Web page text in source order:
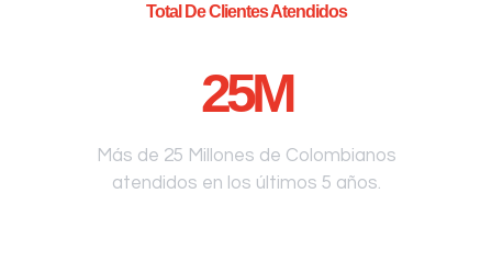
Total De Clientes Atendidos
25M
Más de 25 Millones de Colombianos
atendidos en los últimos 5 años.